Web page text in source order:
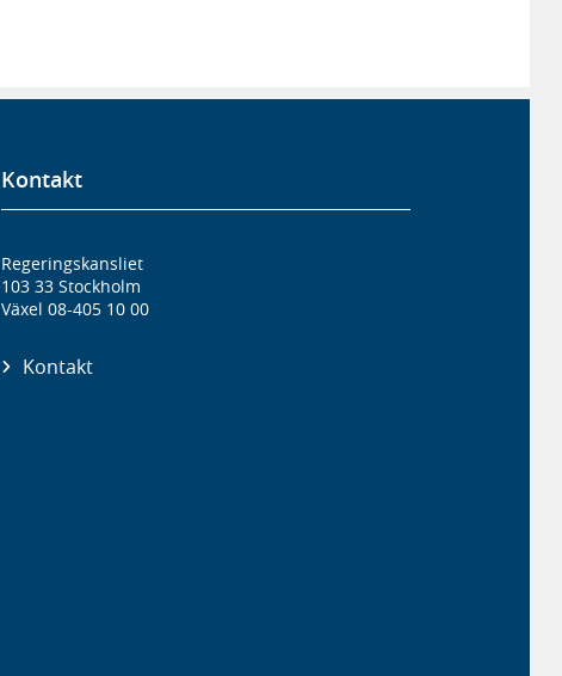
Kontakt
Regeringskansliet
103 33 Stockholm
Växel 08-405 10 00
Kontakt